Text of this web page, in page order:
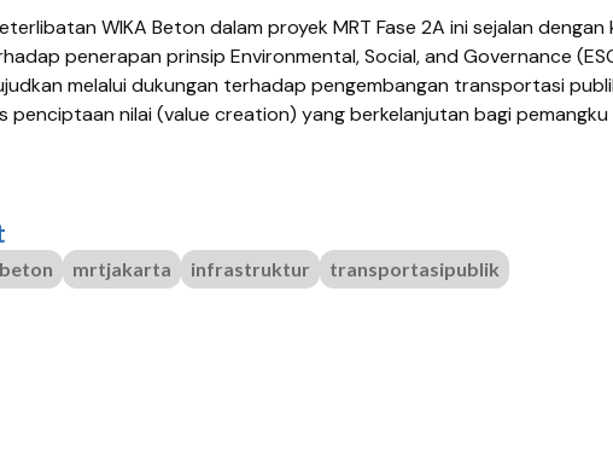
WIKA Beton dalam proyek MRT Fase 2A ini sejalan dengan
penerapan prinsip Environmental, Social, and Governance
melalui dukungan terhadap pengembangan transportasi
penciptaan nilai (value creation) yang berkelanjutan bagi pemangku
mrtjakarta infrastruktur transportasipublik